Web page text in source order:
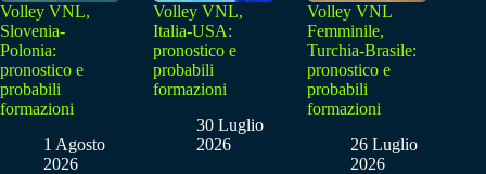
Volley VNL,
Slovenia-
Polonia:
pronostico e
probabili
formazioni
1 Agosto
2026
Volley VNL,
Italia-USA:
pronostico e
probabili
formazioni
30 Luglio
2026
Volley VNL
Femminile,
Turchia-Brasile:
pronostico e
probabili
formazioni
26 Luglio
2026